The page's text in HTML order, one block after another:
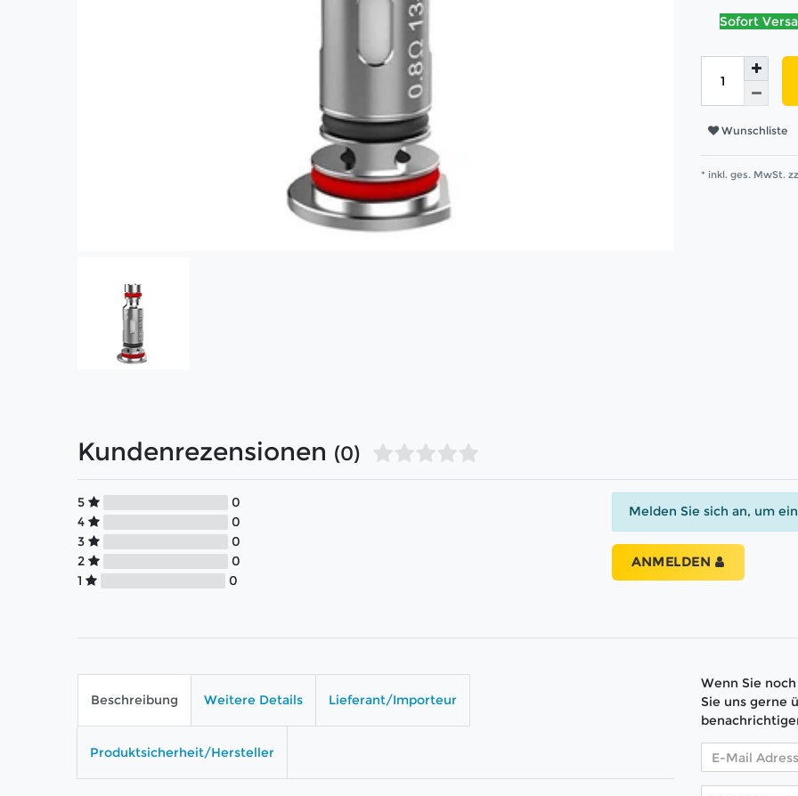
Sofort
Wunschliste
* inkl. ges. MwSt.
Kundenrezensionen (0)
5
0
4
0
3
0
2
0
1
0
Melden Sie sich an, um
ANMELDEN
Beschreibung Weitere Details Lieferant/Importeur
Produktsicherheit/Hersteller
Wenn Sie
Sie uns gerne